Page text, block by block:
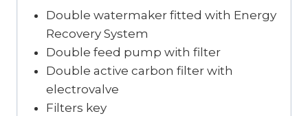
Double watermaker fitted with Energy
Recovery System
Double feed pump with filter
Double active carbon filter with
electrovalve
Filters key